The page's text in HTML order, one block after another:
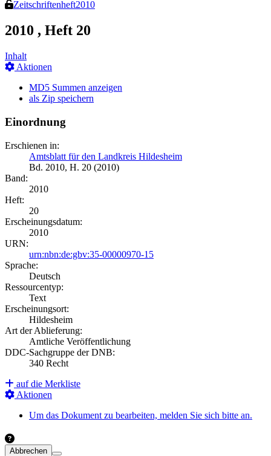
Zeitschriftenheft2010
2010 , Heft 20
Inhalt
Aktionen
MD5 Summen anzeigen
als Zip speichern
Einordnung
Erschienen in:
Amtsblatt für den Landkreis Hildesheim
Bd. 2010, H. 20 (2010)
Band:
2010
Heft:
20
Erscheinungsdatum:
2010
URN:
urn:nbn:de:gbv:35-00000970-15
Sprache:
Deutsch
Ressourcentyp:
Text
Erscheinungsort:
Hildesheim
Art der Ablieferung:
Amtliche Veröffentlichung
DDC-Sachgruppe der DNB:
340 Recht
auf die Merkliste
Aktionen
Um das Dokument zu bearbeiten, melden Sie sich bitte an.
Abbrechen